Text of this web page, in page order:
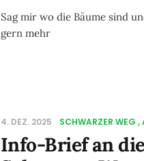
Sag mir wo die Bäume sind
gern mehr
4. DEZ. 2025 SCHWARZER WEG
Info-Brief an